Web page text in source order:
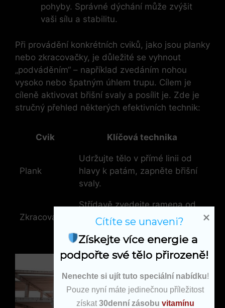
pohyby. Správné dýchání může zvýšit
vaši sílu a stabilitu.
Při provádění konkrétních cviků, jako jsou planky
nebo zkracovačky, je důležité se vyhnout
„podváděním“ – například zvedáním nohou
vysoko nebo špatným úhlem trupu. Cílem je
cíleně aktivovat břišní svaly a posílit je. Zde je
stručný přehled některých efektivních technik:
Cvik Klíčová technika
Plank
Udržujte tělo v přímé linii od
hlavy k patám, zapněte břišní
svaly.
Zkracovačky
Střídavě zvedejte ramena od
podložky, tlačte břicho směrem
Získejte více energie a
podpořte své tělo přirozeně!
Nenechte si ujít tuto speciální nabídku!
Pouze nyní máte jedinečnou příležitost
získat 30denní zásobu vitamínu
Cítíte se unaveni?